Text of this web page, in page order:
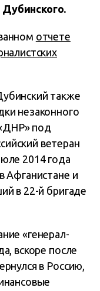
отчете
также
незаконного
под
ветеран
2014 года
Афганистане и
в 22-й бригаде
«генерал-
вскоре после
в Россию,